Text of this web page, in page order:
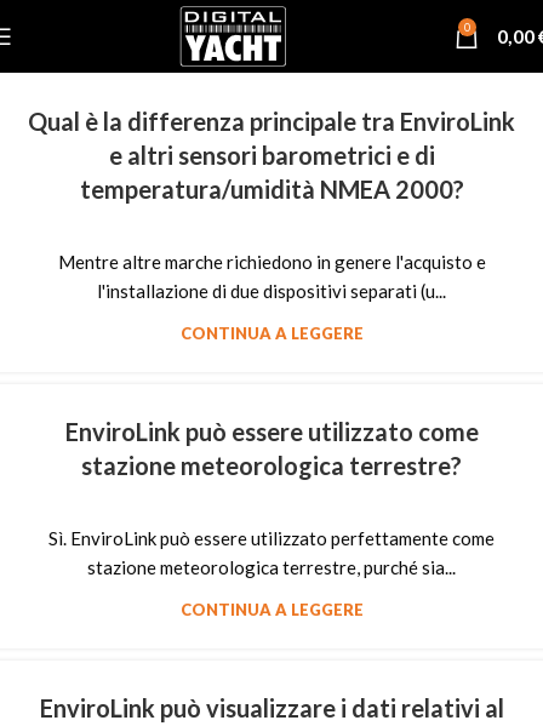
0 0,00
Qual è la differenza principale tra EnviroLink
e altri sensori barometrici e di
temperatura/umidità NMEA 2000?
Mentre altre marche richiedono in genere l'acquisto e
l'installazione di due dispositivi separati (u...
CONTINUA A LEGGERE
EnviroLink può essere utilizzato come
stazione meteorologica terrestre?
Sì. EnviroLink può essere utilizzato perfettamente come
stazione meteorologica terrestre, purché sia...
CONTINUA A LEGGERE
EnviroLink può visualizzare i dati relativi al